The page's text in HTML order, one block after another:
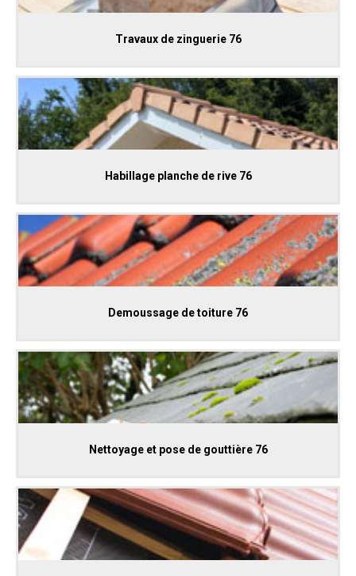
Travaux de zinguerie 76
Habillage planche de rive 76
Demoussage de toiture 76
Nettoyage et pose de gouttière 76